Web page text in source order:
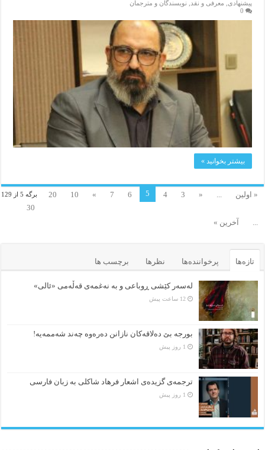
پیشنهادی
معرفی و نقد
نویسندگان و مترجمان
0
بیشتر بخوانید »
برگه 5 از 129 « اولین ...
«
3
4
5
6
7
»
10
20
30
...
آخرین »
تازه‌ها پرخواننده‌ها نظرها برچسب ها
لەسەر کێشی ڕوباعی و به نەغمەی قەڵەمی «ئالی»
12 ساعت پیش
بورجە بێ دەلاقەکان نازانن دەرەوە چەند شەممەیە!
1 روز پیش
ترجمه‌ی گزیده‌‌ی اشعار فرهاد شاکلی به زبان فارسی
1 روز پیش